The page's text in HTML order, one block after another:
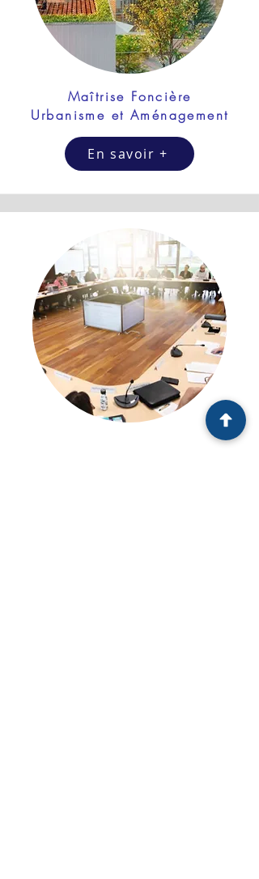
​Maîtrise Foncière
Urbanisme et Aménagement
En savoir +